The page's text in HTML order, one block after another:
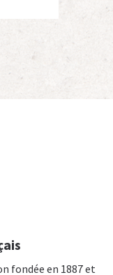
fondée en 1887 et